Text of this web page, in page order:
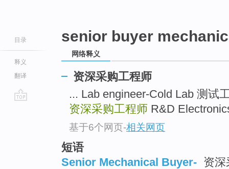
目录
释义
翻译
senior buyer
网络释义
资深采购工程师
... Lab engineer-Cold Lab 测试
资深采购工程师 R&D
基于6个网页-相关网页
短语
Senior Mechanical Buyer- 资深